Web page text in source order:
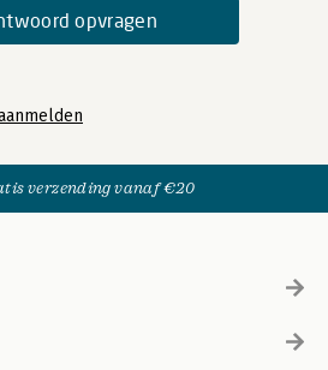
verzending vanaf €20